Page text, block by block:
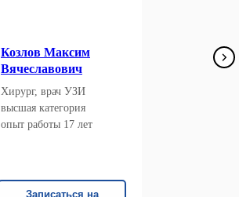
Козлов Максим
Вячеславович
Хирург, врач УЗИ
высшая категория
опыт работы 17 лет
Записаться на